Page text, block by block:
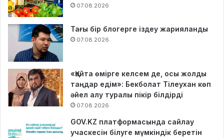
07.08.2026
Тағы бір блогерге іздеу жарияланды
07.08.2026
«Қайта өмірге келсем де, осы жолды
таңдар едім»: Бекболат Тілеухан көп
әйел алу туралы пікір білдірді
07.08.2026
GOV.KZ платформасында сайлау
учаскесін білуге мүмкіндік беретін